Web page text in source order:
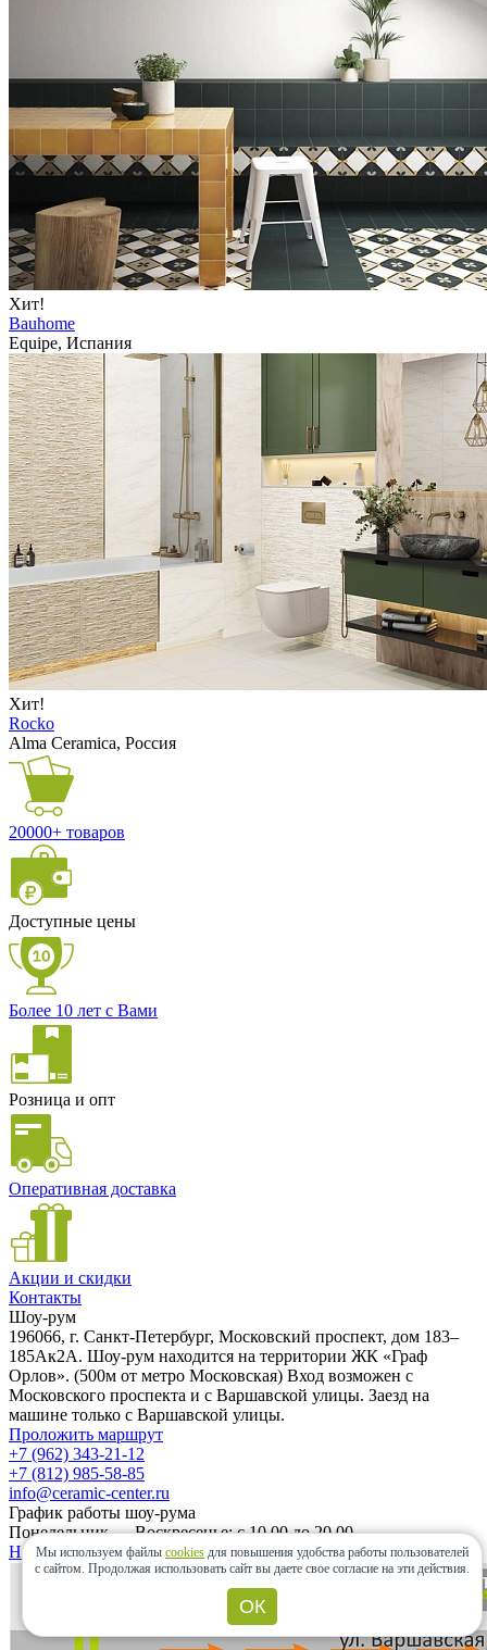
Хит!
Bauhome
Equipe, Испания
Хит!
Rocko
Alma Ceramica, Россия
20000+ товаров
Доступные цены
Более 10 лет с Вами
Розница и опт
Оперативная доставка
Акции и скидки
Контакты
Шоу-рум
196066, г. Санкт-Петербург, Московский проспект, дом 183–
185Ак2А. Шоу-рум находится на территории ЖК «Граф
Орлов». (500м от метро Московская) Вход возможен с
Московского проспекта и с Варшавской улицы. Заезд на
машине только с Варшавской улицы.
Проложить маршрут
+7 (962) 343-21-12
+7 (812) 985-58-85
info@ceramic-center.ru
График работы шоу-рума
Понедельник — Воскресенье: с 10.00 до 20.00
Найти шоу-рум быстро
Мы используем файлы cookies для повышения удобства работы пользователей
с сайтом. Продолжая использовать сайт вы даете свое согласие на эти действия.
ОК